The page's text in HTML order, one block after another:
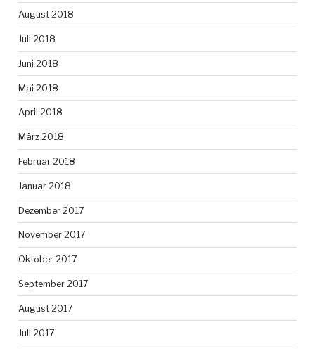
August 2018
Juli 2018
Juni 2018
Mai 2018
April 2018
März 2018
Februar 2018
Januar 2018
Dezember 2017
November 2017
Oktober 2017
September 2017
August 2017
Juli 2017